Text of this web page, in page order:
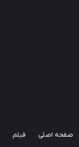
صفحه اصلی فیلم